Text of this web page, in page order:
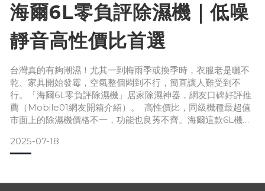
海爾6L零負評除濕機｜低噪
靜音高性價比首選
台灣真的有夠潮濕！尤其一到梅雨季或換季時，衣服老是曬不
乾、家具開始發霉，空氣整個悶到不行，簡直讓人難受到不
行。「海爾6L零負評除濕機」居家除濕神器，網友口碑好評推
薦（Mobile01網友開箱介紹）。 高性價比，同級機種最超值
市面上的除濕機價格不一，功能也良莠不齊。海爾這款6L機
使用者來說，是相當值得入手的一台機型。三大貼心設計，使
用更順手貼心小設計，真正體現了「為使用者設想」的用心3L
更
2025-07-18